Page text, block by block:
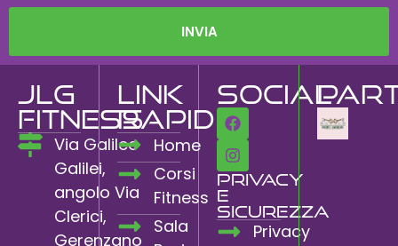
INVIA
JLG
FITNESS
Via Galileo
Galilei,
angolo Via
Clerici,
Gerenzano
Link
rapidi
Home
Corsi
Fitness
Sala
Social
Privacy
e
Sicurezza
Privacy